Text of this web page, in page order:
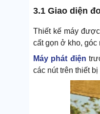
3.1 Giao diện
Thiết kế máy
cất gọn ở kho,
Máy phát điện
các nút trên thiết bị